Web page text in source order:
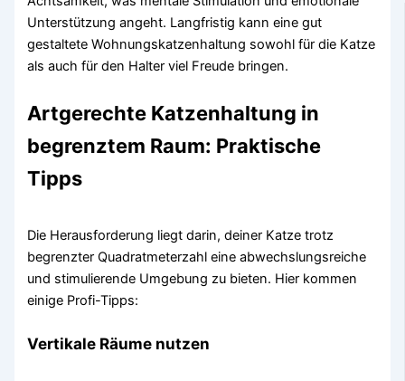
Unterstützung angeht. Langfristig kann eine gut
gestaltete Wohnungskatzenhaltung sowohl für die Katze
als auch für den Halter viel Freude bringen.
Artgerechte Katzenhaltung in
begrenztem Raum: Praktische
Tipps
Die Herausforderung liegt darin, deiner Katze trotz
begrenzter Quadratmeterzahl eine abwechslungsreiche
und stimulierende Umgebung zu bieten. Hier kommen
einige Profi-Tipps:
Vertikale Räume nutzen